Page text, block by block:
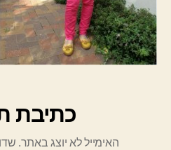
כתיבת
האימייל לא יוצג באתר.